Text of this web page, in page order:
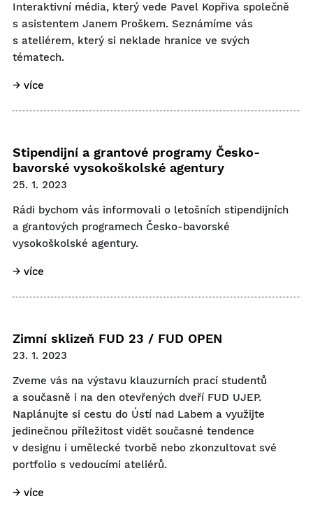
Interaktivní média, který vede Pavel Kopřiva společně
s asistentem Janem Proškem. Seznámíme vás
s ateliérem, který si neklade hranice ve svých
tématech.
→ více
Stipendijní a grantové programy Česko-
bavorské vysokoškolské agentury
25. 1. 2023
Rádi bychom vás informovali o letošních stipendijních
a grantových programech Česko-bavorské
vysokoškolské agentury.
→ více
Zimní sklizeň FUD 23 / FUD OPEN
23. 1. 2023
Zveme vás na výstavu klauzurních prací studentů
a současně i na den otevřených dveří FUD UJEP.
Naplánujte si cestu do Ústí nad Labem a využijte
jedinečnou příležitost vidět současné tendence
v designu i umělecké tvorbě nebo zkonzultovat své
portfolio s vedoucími ateliérů.
→ více